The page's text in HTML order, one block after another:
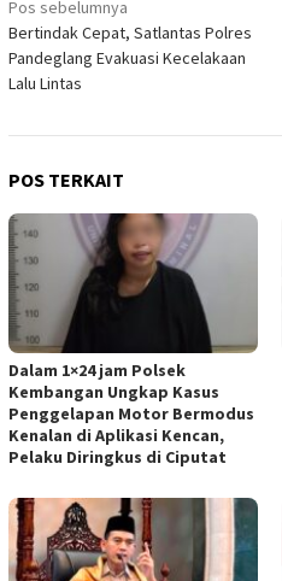
Navigasi
pos
Pos sebelumnya
Bertindak Cepat, Satlantas Polres
Pandeglang Evakuasi Kecelakaan
Lalu Lintas
POS TERKAIT
Dalam 1×24 jam Polsek
Kembangan Ungkap Kasus
Penggelapan Motor Bermodus
Kenalan di Aplikasi Kencan,
Pelaku Diringkus di Ciputat